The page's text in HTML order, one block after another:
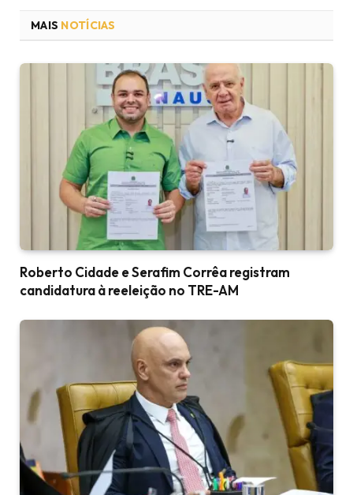
MAIS NOTÍCIAS
Roberto Cidade e Serafim Corrêa registram
candidatura à reeleição no TRE-AM